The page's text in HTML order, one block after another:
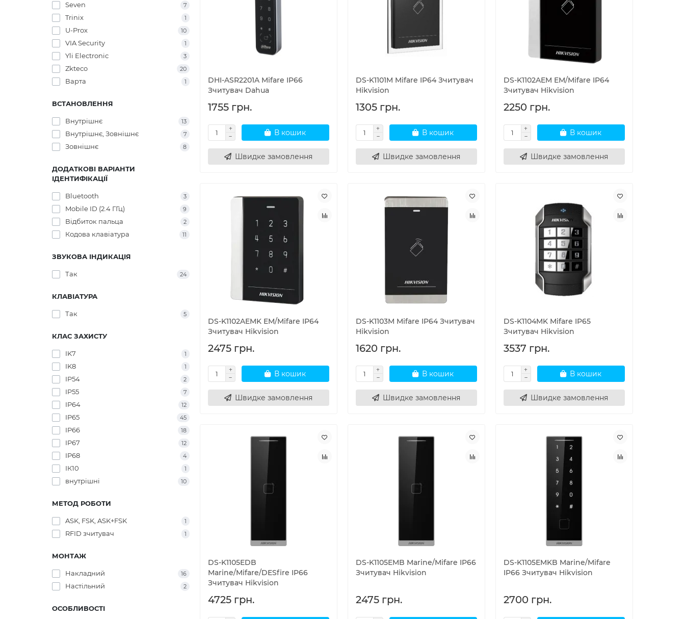
Seven 7
Trinix 1
U-Prox 10
VIA Security 1
Yli Electronic 3
Zkteco 20
Варта 1
ВСТАНОВЛЕННЯ
Внутрішнє 13
Внутрішнє, Зовнішнє 7
Зовнішнє 8
ДОДАТКОВІ ВАРІАНТИ
ІДЕНТИФІКАЦІЇ
Bluetooth 3
Mobile ID (2.4 ГГц) 9
Відбиток пальца 2
Кодова клавіатура 11
ЗВУКОВА ІНДИКАЦІЯ
Так 24
КЛАВІАТУРА
Так 5
КЛАС ЗАХИСТУ
IK7 1
IK8 1
IP54 2
IP55 7
IP64 12
IP65 45
IP66 18
IP67 12
IP68 4
ІК10 1
внутрішні 10
МЕТОД РОБОТИ
ASK, FSK, ASK+FSK 1
RFID зчитувач 1
МОНТАЖ
Накладний 16
Настільний 2
ОСОБЛИВОСТІ
DHI-ASR2201A Mifare IP66
Зчитувач Dahua
1755 грн.
В кошик
Швидке замовлення
DS-K1101M Mifare IP64 Зчитувач
Hikvision
1305 грн.
В кошик
Швидке замовлення
DS-K1102AEM EM/Mifare IP64
Зчитувач Hikvision
2250 грн.
В кошик
Швидке замовлення
DS-K1102AEMK EM/Mifare IP64
Зчитувач Hikvision
2475 грн.
В кошик
Швидке замовлення
DS-K1103M Mifare IP64 Зчитувач
Hikvision
1620 грн.
В кошик
Швидке замовлення
DS-K1104MK Mifare IP65
Зчитувач Hikvision
3537 грн.
В кошик
Швидке замовлення
DS-K1105EDB
Marine/Mifare/DESfire IP66
Зчитувач Hikvision
4725 грн.
DS-K1105EMB Marine/Mifare IP66
Зчитувач Hikvision
2475 грн.
DS-K1105EMKB Marine/Mifare
IP66 Зчитувач Hikvision
2700 грн.